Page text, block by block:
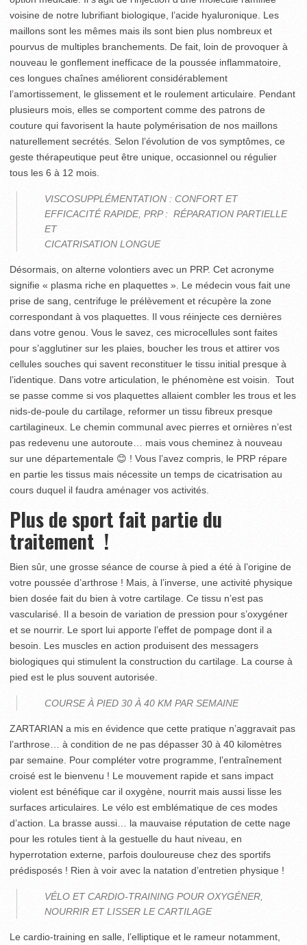
voisine de notre lubrifiant biologique, l’acide hyaluronique. Les
maillons sont les mêmes mais ils sont bien plus nombreux et
pourvus de multiples branchements. De fait, loin de provoquer à
nouveau le gonflement inefficace de la poussée inflammatoire,
ces longues chaînes améliorent considérablement
l’amortissement, le glissement et le roulement articulaire. Pendant
plusieurs mois, elles se comportent comme des patrons de
couture qui favorisent la haute polymérisation de nos maillons
naturellement secrétés. Selon l’évolution de vos symptômes, ce
geste thérapeutique peut être unique, occasionnel ou régulier
tous les 6 à 12 mois.
VISCOSUPPLÉMENTATION : CONFORT ET
EFFICACITÉ RAPIDE, PRP : RÉPARATION PARTIELLE
ET
CICATRISATION LONGUE
Désormais, on alterne volontiers avec un PRP. Cet acronyme
signifie « plasma riche en plaquettes ». Le médecin vous fait une
prise de sang, centrifuge le prélèvement et récupère la zone
correspondant à vos plaquettes. Il vous réinjecte ces dernières
dans votre genou. Vous le savez, ces microcellules sont faites
pour s’agglutiner sur les plaies, boucher les trous et attirer vos
cellules souches qui savent reconstituer le tissu initial presque à
l’identique. Dans votre articulation, le phénomène est voisin. Tout
se passe comme si vos plaquettes allaient combler les trous et les
nids-de-poule du cartilage, reformer un tissu fibreux presque
cartilagineux. Le chemin communal avec pierres et ornières n’est
pas redevenu une autoroute… mais vous cheminez à nouveau
sur une départementale 😊 ! Vous l’avez compris, le PRP répare
en partie les tissus mais nécessite un temps de cicatrisation au
cours duquel il faudra aménager vos activités.
Plus de sport fait partie du
traitement !
Bien sûr, une grosse séance de course à pied a été à l’origine de
votre poussée d’arthrose ! Mais, à l’inverse, une activité physique
bien dosée fait du bien à votre cartilage. Ce tissu n’est pas
vascularisé. Il a besoin de variation de pression pour s’oxygéner
et se nourrir. Le sport lui apporte l’effet de pompage dont il a
besoin. Les muscles en action produisent des messagers
biologiques qui stimulent la construction du cartilage. La course à
pied est le plus souvent autorisée.
COURSE À PIED 30 À 40 KM PAR SEMAINE
ZARTARIAN a mis en évidence que cette pratique n’aggravait pas
l’arthrose… à condition de ne pas dépasser 30 à 40 kilomètres
par semaine. Pour compléter votre programme, l’entraînement
croisé est le bienvenu ! Le mouvement rapide et sans impact
violent est bénéfique car il oxygène, nourrit mais aussi lisse les
surfaces articulaires. Le vélo est emblématique de ces modes
d’action. La brasse aussi… la mauvaise réputation de cette nage
pour les rotules tient à la gestuelle du haut niveau, en
hyperrotation externe, parfois douloureuse chez des sportifs
prédisposés ! Rien à voir avec la natation d’entretien physique !
VÉLO ET CARDIO-TRAINING POUR OXYGÉNER,
NOURRIR ET LISSER LE CARTILAGE
Le cardio-training en salle, l’elliptique et le rameur notamment,